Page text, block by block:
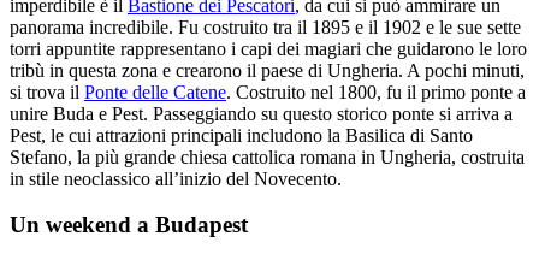
imperdibile è il Bastione dei Pescatori, da cui si può ammirare un
panorama incredibile. Fu costruito tra il 1895 e il 1902 e le sue sette
torri appuntite rappresentano i capi dei magiari che guidarono le loro
tribù in questa zona e crearono il paese di Ungheria. A pochi minuti,
si trova il Ponte delle Catene. Costruito nel 1800, fu il primo ponte a
unire Buda e Pest. Passeggiando su questo storico ponte si arriva a
Pest, le cui attrazioni principali includono la Basilica di Santo
Stefano, la più grande chiesa cattolica romana in Ungheria, costruita
in stile neoclassico all’inizio del Novecento.
Un weekend a Budapest